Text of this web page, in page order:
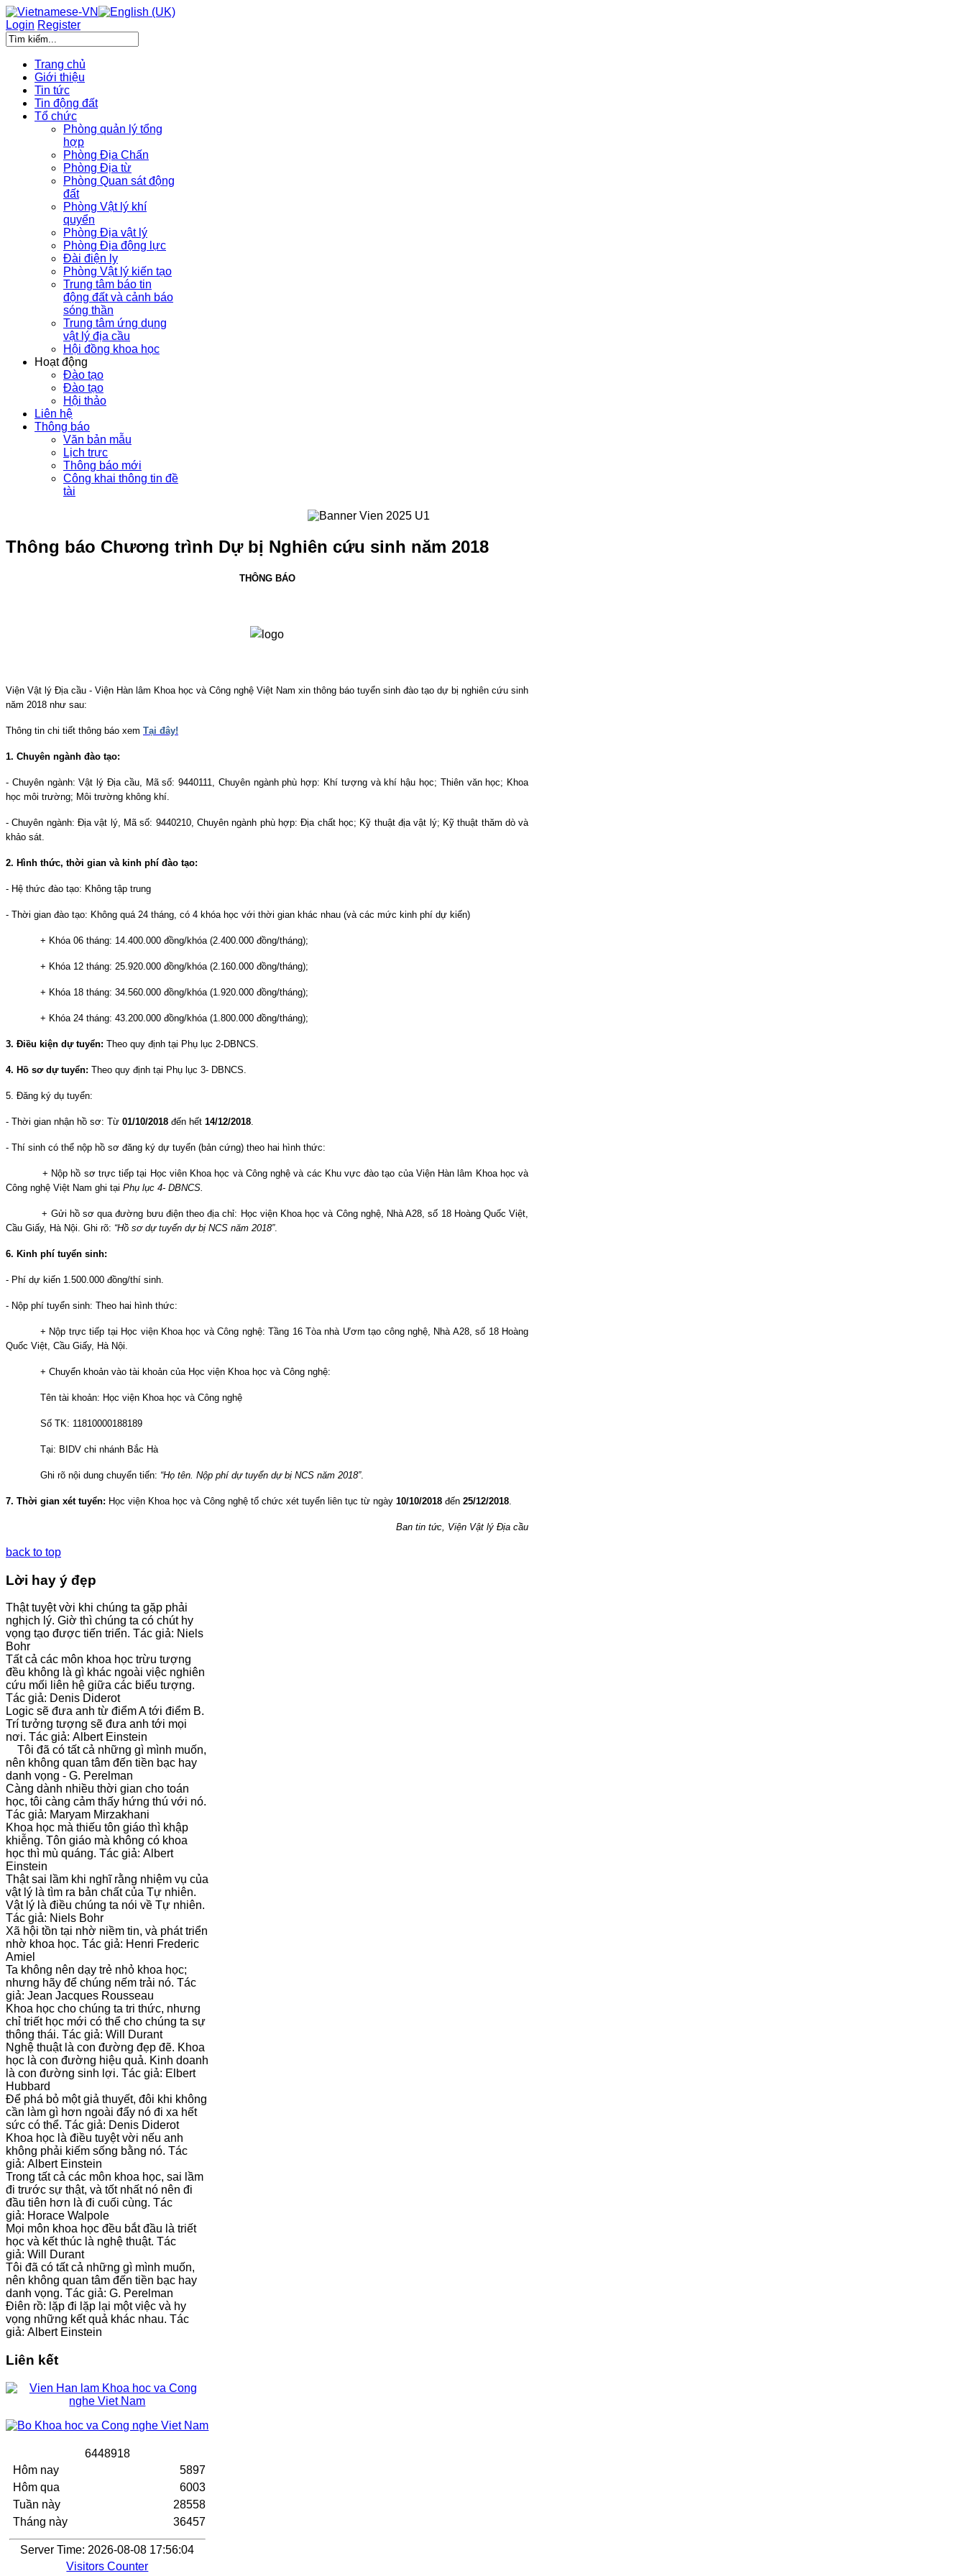
Login Register
Trang chủ
Giới thiệu
Tin tức
Tin động đất
Tổ chức
Phòng quản lý tổng
hợp
Phòng Địa Chấn
Phòng Địa từ
Phòng Quan sát động
đất
Phòng Vật lý khí
quyển
Phòng Địa vật lý
Phòng Địa động lực
Đài điện ly
Phòng Vật lý kiến tạo
Trung tâm báo tin
động đất và cảnh báo
sóng thần
Trung tâm ứng dụng
vật lý địa cầu
Hội đồng khoa học
Hoạt động
Đào tạo
Đào tạo
Hội thảo
Liên hệ
Thông báo
Văn bản mẫu
Lịch trực
Thông báo mới
Công khai thông tin đề
tài
Thông báo Chương trình Dự bị Nghiên cứu sinh năm 2018
THÔNG BÁO
Viện Vật lý Địa cầu - Viện Hàn lâm Khoa học và Công nghệ Việt Nam xin thông báo tuyển sinh đào tạo dự bị nghiên cứu sinh
năm 2018 như sau:
Thông tin chi tiết thông báo xem Tại đây!
1. Chuyên ngành đào tạo:
- Chuyên ngành: Vật lý Địa cầu, Mã số: 9440111, Chuyên ngành phù hợp: Khí tượng và khí hậu học; Thiên văn học; Khoa
học môi trường; Môi trường không khí.
- Chuyên ngành: Địa vật lý, Mã số: 9440210, Chuyên ngành phù hợp: Địa chất học; Kỹ thuật địa vật lý; Kỹ thuật thăm dò và
khảo sát.
2. Hình thức, thời gian và kinh phí đào tạo:
- Hệ thức đào tạo: Không tập trung
- Thời gian đào tạo: Không quá 24 tháng, có 4 khóa học với thời gian khác nhau (và các mức kinh phí dự kiến)
+ Khóa 06 tháng: 14.400.000 đồng/khóa (2.400.000 đồng/tháng);
+ Khóa 12 tháng: 25.920.000 đồng/khóa (2.160.000 đồng/tháng);
+ Khóa 18 tháng: 34.560.000 đồng/khóa (1.920.000 đồng/tháng);
+ Khóa 24 tháng: 43.200.000 đồng/khóa (1.800.000 đồng/tháng);
3. Điều kiện dự tuyển: Theo quy định tại Phụ lục 2-DBNCS.
4. Hồ sơ dự tuyển: Theo quy định tại Phụ lục 3- DBNCS.
5. Đăng ký dụ tuyển:
- Thời gian nhận hồ sơ: Từ 01/10/2018 đến hết 14/12/2018
- Thí sinh có thể nộp hồ sơ đăng ký dự tuyển (bản cứng) theo hai hình thức:
+ Nộp hồ sơ trực tiếp tại Học viên Khoa học và Công nghệ và các Khu vực đào tạo của Viện Hàn lâm Khoa học và
Công nghệ Việt Nam ghi tại Phụ lục 4- DBNCS.
+ Gửi hồ sơ qua đường bưu điện theo địa chỉ: Học viện Khoa học và Công nghệ, Nhà A28, số 18 Hoàng Quốc Việt,
Cầu Giấy, Hà Nội. Ghi rõ: “Hồ sơ dự tuyển dự bị NCS năm 2018”.
6. Kinh phí tuyển sinh:
- Phí dự kiến 1.500.000 đồng/thí sinh.
- Nộp phí tuyển sinh: Theo hai hình thức:
+ Nộp trực tiếp tại Học viện Khoa học và Công nghệ: Tầng 16 Tòa nhà Ươm tạo công nghệ, Nhà A28, số 18 Hoàng
Quốc Việt, Cầu Giấy, Hà Nội.
+ Chuyển khoản vào tài khoản của Học viện Khoa học và Công nghệ:
Tên tài khoản: Học viện Khoa học và Công nghệ
Số TK: 11810000188189
Tại: BIDV chi nhánh Bắc Hà
Ghi rõ nội dung chuyển tiến: “Họ tên. Nộp phí dự tuyển dự bị NCS năm 2018”.
7. Thời gian xét tuyển: Học viện Khoa học và Công nghệ tổ chức xét tuyển liên tục từ ngày 10/10/2018 đến 25/12/2018
Ban tin tức, Viện Vật lý Địa cầu
back to top
Lời hay ý đẹp
Thật tuyệt vời khi chúng ta gặp phải
nghịch lý. Giờ thì chúng ta có chút hy
vọng tạo được tiến triển. Tác giả: Niels
Bohr
Tất cả các môn khoa học trừu tượng
đều không là gì khác ngoài việc nghiên
cứu mối liên hệ giữa các biểu tượng.
Tác giả: Denis Diderot
Logic sẽ đưa anh từ điểm A tới điểm B.
Trí tưởng tượng sẽ đưa anh tới mọi
nơi. Tác giả: Albert Einstein
Tôi đã có tất cả những gì mình muốn,
nên không quan tâm đến tiền bạc hay
danh vọng - G. Perelman
Càng dành nhiều thời gian cho toán
học, tôi càng cảm thấy hứng thú với nó.
Tác giả: Maryam Mirzakhani
Khoa học mà thiếu tôn giáo thì khập
khiễng. Tôn giáo mà không có khoa
học thì mù quáng. Tác giả: Albert
Einstein
Thật sai lầm khi nghĩ rằng nhiệm vụ của
vật lý là tìm ra bản chất của Tự nhiên.
Vật lý là điều chúng ta nói về Tự nhiên.
Tác giả: Niels Bohr
Xã hội tồn tại nhờ niềm tin, và phát triển
nhờ khoa học. Tác giả: Henri Frederic
Amiel
Ta không nên dạy trẻ nhỏ khoa học;
nhưng hãy để chúng nếm trải nó. Tác
giả: Jean Jacques Rousseau
Khoa học cho chúng ta tri thức, nhưng
chỉ triết học mới có thể cho chúng ta sự
thông thái. Tác giả: Will Durant
Nghệ thuật là con đường đẹp đẽ. Khoa
học là con đường hiệu quả. Kinh doanh
là con đường sinh lợi. Tác giả: Elbert
Hubbard
Để phá bỏ một giả thuyết, đôi khi không
cần làm gì hơn ngoài đẩy nó đi xa hết
sức có thể. Tác giả: Denis Diderot
Khoa học là điều tuyệt vời nếu anh
không phải kiếm sống bằng nó. Tác
giả: Albert Einstein
Trong tất cả các môn khoa học, sai lầm
đi trước sự thật, và tốt nhất nó nên đi
đầu tiên hơn là đi cuối cùng. Tác
giả: Horace Walpole
Mọi môn khoa học đều bắt đầu là triết
học và kết thúc là nghệ thuật. Tác
giả: Will Durant
Tôi đã có tất cả những gì mình muốn,
nên không quan tâm đến tiền bạc hay
danh vọng. Tác giả: G. Perelman
Điên rồ: lặp đi lặp lại một việc và hy
vọng những kết quả khác nhau. Tác
giả: Albert Einstein
Liên kết
6448918
Hôm nay
Hôm qua
Tuần này
Tháng này
5897
6003
28558
36457
Server Time: 2026-08-08 17:56:04
Visitors Counter